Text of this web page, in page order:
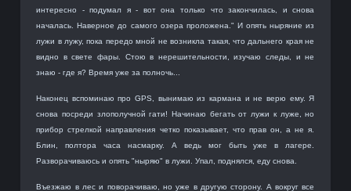
интересно - подумал я - вот она только что закончилась, и снова
началась. Наверное до самого озера проложена." И опять ныряние из
лужи в лужу, пока передо мной не возникла такая, что дальнего края не
видно в свете фары. Стою в нерешительности, изучаю следы, и не
знаю - где я? Время уже за полночь...
Наконец вспоминаю про GPS, вынимаю из кармана и не верю ему. Я
снова посреди злополучной гати! Начинаю бегать от лужи к луже, но
прибор стрелкой направления четко показывает, что прав он, а не я.
Блин, полтора часа насмарку. А ведь мог быть уже в лагере.
Разворачиваюсь и опять "ныряю" в лужи. Упал, поднялся, еду снова.
Въезжаю в лес и поворачиваю, но уже в другую сторону. А вокруг все